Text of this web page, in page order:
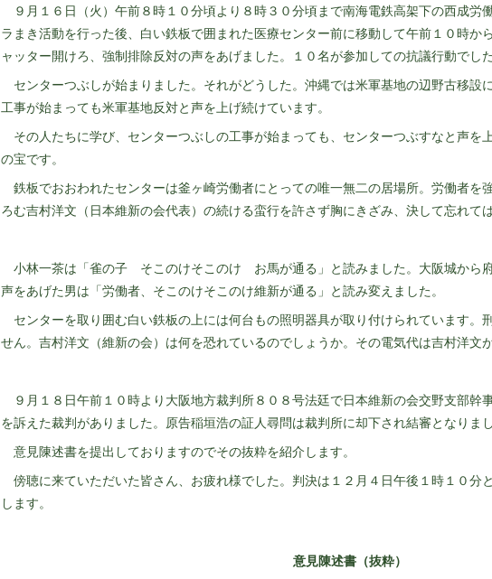
９月１６日（火）午前８時１０分頃より８時３０分頃まで南海電鉄高架下の西成労
ラまき活動を行った後、白い鉄板で囲まれた医療センター前に移動して午前１０時か
ャッター開けろ、強制排除反対の声をあげました。１０名が参加しての抗議行動でした
センターつぶしが始まりました。それがどうした。沖縄では米軍基地の辺野古移設
工事が始まっても米軍基地反対と声を上げ続けています。
その人たちに学び、センターつぶしの工事が始まっても、センターつぶすなと声を
の宝です。
鉄板でおおわれたセンターは釜ヶ崎労働者にとっての唯一無二の居場所。労働者を
ろむ吉村洋文（日本維新の会代表）の続ける蛮行を許さず胸にきざみ、決して忘れて
小林一茶は「雀の子 そこのけそこのけ お馬が通る」と読みました。大阪城から
声をあげた男は「労働者、そこのけそこのけ維新が通る」と読み変えました。
センターを取り囲む白い鉄板の上には何台もの照明器具が取り付けられています。
せん。吉村洋文（維新の会）は何を恐れているのでしょうか。その電気代は吉村洋文
９月１８日午前１０時より大阪地方裁判所８０８号法廷で日本維新の会交野支部幹
を訴えた裁判がありました。原告稲垣浩の証人尋問は裁判所に却下され結審となりまし
意見陳述書を提出しておりますのでその抜粋を紹介します。
傍聴に来ていただいた皆さん、お疲れ様でした。判決は１２月４日午後１時１０分
します。
意見陳述書（抜粋）